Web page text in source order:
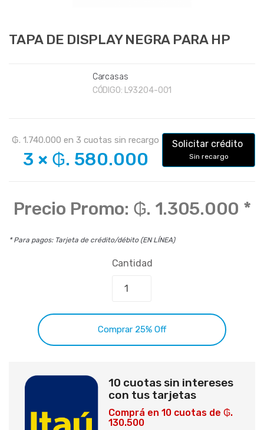
TAPA DE DISPLAY NEGRA PARA HP
Carcasas
CÓDIGO: L93204-001
₲. 1.740.000 en 3 cuotas sin recargo
3 × ₲. 580.000
Solicitar crédito
Sin recargo
Precio Promo: ₲. 1.305.000 *
* Para pagos: Tarjeta de crédito/débito (EN LÍNEA)
Cantidad
Comprar 25% Off
10 cuotas sin intereses
con tus tarjetas
Comprá en 10 cuotas de ₲.
130.500